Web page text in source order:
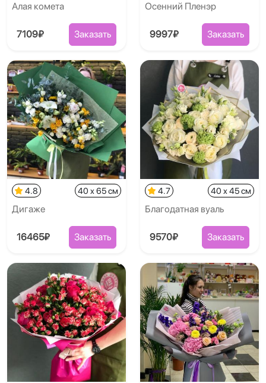
Алая комета
7109₽ Заказать
Осенний Пленэр
9997₽ Заказать
4.8 40 x 65 см
Дигаже
16465₽ Заказать
4.7 40 x 45 см
Благодатная вуаль
9570₽ Заказать